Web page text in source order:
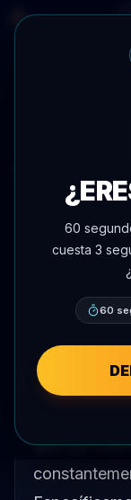
Oscar
Justin
es un
que sus
60
cuesta 3
60